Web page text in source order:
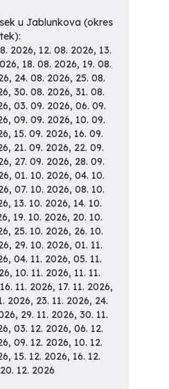
u Jablunkova (okres
2026, 12. 08. 2026, 13.
18. 08. 2026, 19. 08.
24. 08. 2026, 25. 08.
30. 08. 2026, 31. 08.
03. 09. 2026, 06. 09.
09. 09. 2026, 10. 09.
15. 09. 2026, 16. 09.
21. 09. 2026, 22. 09.
27. 09. 2026, 28. 09.
01. 10. 2026, 04. 10.
07. 10. 2026, 08. 10.
13. 10. 2026, 14. 10.
19. 10. 2026, 20. 10.
25. 10. 2026, 26. 10.
29. 10. 2026, 01. 11.
04. 11. 2026, 05. 11.
10. 11. 2026, 11. 11.
11. 2026, 17. 11. 2026,
2026, 23. 11. 2026, 24.
29. 11. 2026, 30. 11.
03. 12. 2026, 06. 12.
09. 12. 2026, 10. 12.
15. 12. 2026, 16. 12.
12. 2026